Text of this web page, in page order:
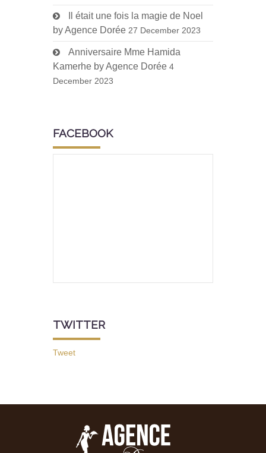
Il était une fois la magie de Noel
by Agence Dorée 27 December 2023
Anniversaire Mme Hamida
Kamerhe by Agence Dorée 4
December 2023
FACEBOOK
TWITTER
Tweet